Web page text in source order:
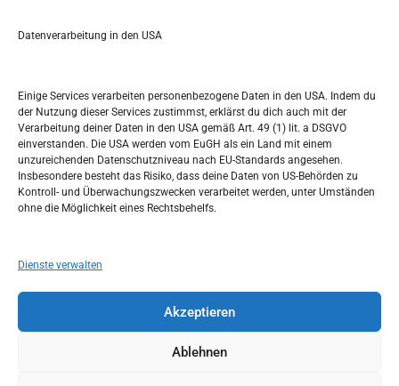
Datenverarbeitung in den USA
Einige Services verarbeiten personenbezogene Daten in den USA. Indem du
der Nutzung dieser Services zustimmst, erklärst du dich auch mit der
Verarbeitung deiner Daten in den USA gemäß Art. 49 (1) lit. a DSGVO
einverstanden. Die USA werden vom EuGH als ein Land mit einem
unzureichenden Datenschutzniveau nach EU-Standards angesehen.
Insbesondere besteht das Risiko, dass deine Daten von US-Behörden zu
Kontroll- und Überwachungszwecken verarbeitet werden, unter Umständen
ohne die Möglichkeit eines Rechtsbehelfs.
Dienste verwalten
Akzeptieren
Ablehnen
MAI 2018
M D M D F S
1 2 3 4 5
7 8 9 10 11 12 13
21 22
28 29 30 31
« Apr. Juli »